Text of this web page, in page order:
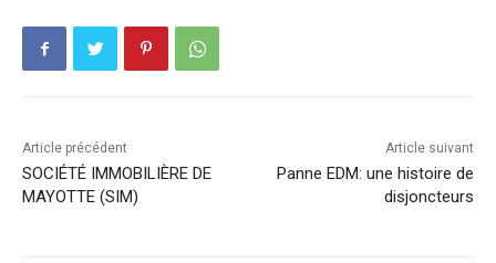
Article précédent
SOCIÉTÉ IMMOBILIÈRE DE
MAYOTTE (SIM)
Article suivant
Panne EDM: une histoire de
disjoncteurs